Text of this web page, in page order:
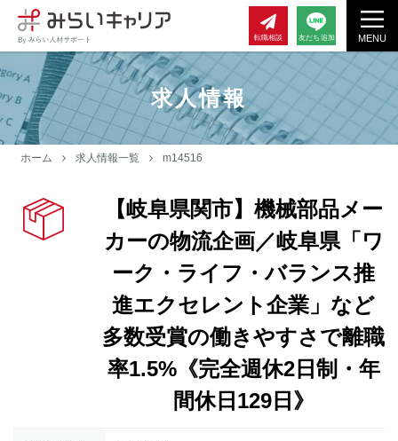
MENU
転職相談 友だち追加
求人情報
ホーム 求人情報一覧 m14516
【岐阜県関市】機械部品メー
カーの物流企画／岐阜県「ワ
ーク・ライフ・バランス推
進エクセレント企業」など
多数受賞の働きやすさで離職
率1.5%《完全週休2日制・年
間休日129日》